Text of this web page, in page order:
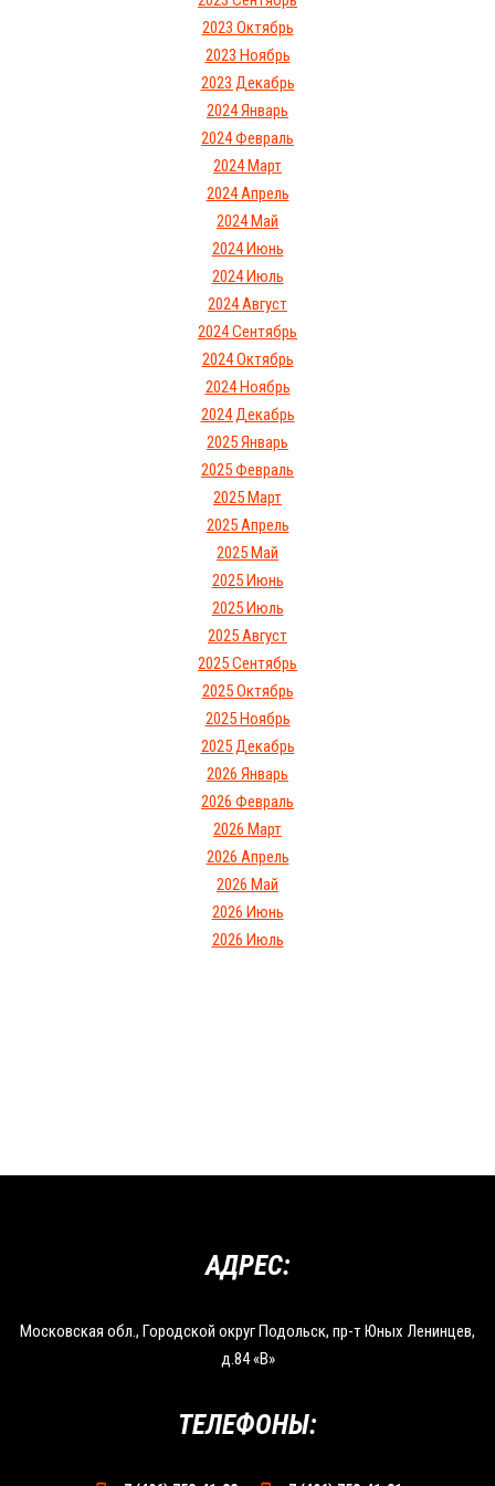
2023 Октябрь
2023 Ноябрь
2023 Декабрь
2024 Январь
2024 Февраль
2024 Март
2024 Апрель
2024 Май
2024 Июнь
2024 Июль
2024 Август
2024 Сентябрь
2024 Октябрь
2024 Ноябрь
2024 Декабрь
2025 Январь
2025 Февраль
2025 Март
2025 Апрель
2025 Май
2025 Июнь
2025 Июль
2025 Август
2025 Сентябрь
2025 Октябрь
2025 Ноябрь
2025 Декабрь
2026 Январь
2026 Февраль
2026 Март
2026 Апрель
2026 Май
2026 Июнь
2026 Июль
АДРЕС:
Московская обл., Городской округ Подольск, пр-т Юных Ленинцев,
д.84 «В»
ТЕЛЕФОНЫ: